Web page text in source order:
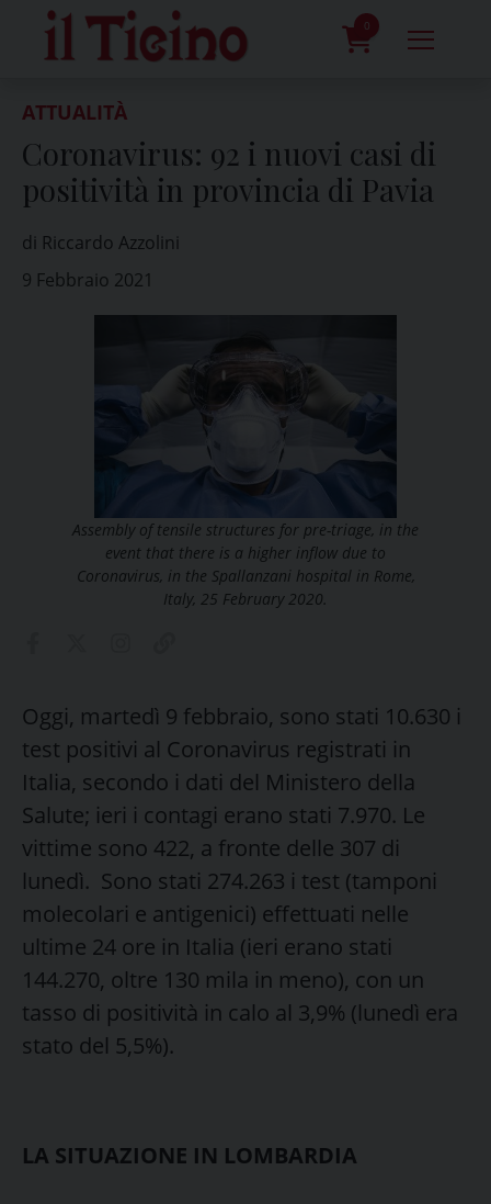
content
0
ATTUALITÀ
Coronavirus: 92 i nuovi casi di
positività in provincia di Pavia
di Riccardo Azzolini
9 Febbraio 2021
Assembly of tensile structures for pre-triage, in the
event that there is a higher inflow due to
Coronavirus, in the Spallanzani hospital in Rome,
Italy, 25 February 2020.
Oggi, martedì 9 febbraio, sono stati 10.630 i
test positivi al Coronavirus registrati in
Italia, secondo i dati del Ministero della
Salute; ieri i contagi erano stati 7.970. Le
vittime sono 422, a fronte delle 307 di
lunedì. Sono stati 274.263 i test (tamponi
molecolari e antigenici) effettuati nelle
ultime 24 ore in Italia (ieri erano stati
144.270, oltre 130 mila in meno), con un
tasso di positività in calo al 3,9% (lunedì era
stato del 5,5%).
LA SITUAZIONE IN LOMBARDIA